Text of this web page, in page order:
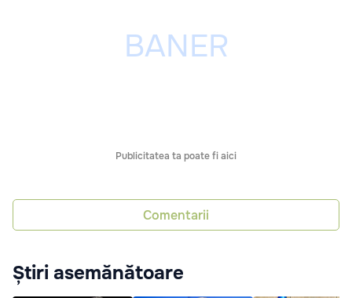
Publicitatea ta poate fi aici
Comentarii
Știri asemănătoare